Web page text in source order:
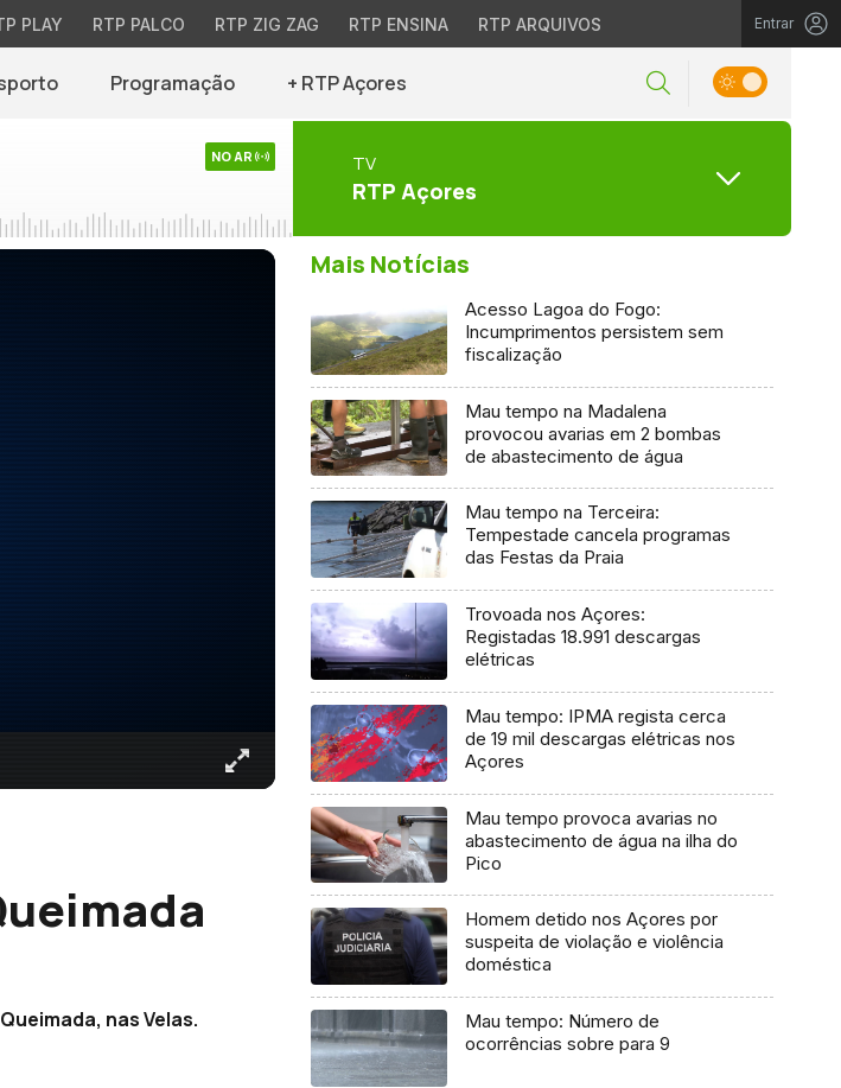
PLAY RTP PALCO RTP ZIG ZAG RTP ENSINA RTP ARQUIVOS Entrar
Programação + RTP Açores
NO AR TV
RTP Açores
nas Velas.
Mais Notícias
Acesso Lagoa do Fogo:
Incumprimentos persistem sem
fiscalização
Mau tempo na Madalena
provocou avarias em 2 bombas
de abastecimento de água
Mau tempo na Terceira:
Tempestade cancela programas
das Festas da Praia
Trovoada nos Açores:
Registadas 18.991 descargas
elétricas
Mau tempo: IPMA regista cerca
de 19 mil descargas elétricas nos
Açores
Mau tempo provoca avarias no
abastecimento de água na ilha do
Pico
Homem detido nos Açores por
suspeita de violação e violência
doméstica
Mau tempo: Número de
ocorrências sobre para 9